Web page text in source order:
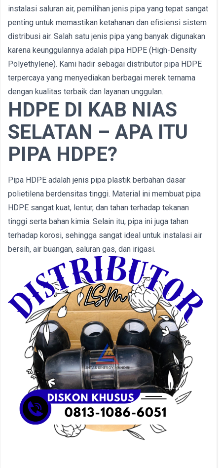
instalasi saluran air, pemilihan jenis pipa yang tepat sangat
penting untuk memastikan ketahanan dan efisiensi sistem
distribusi air. Salah satu jenis pipa yang banyak digunakan
karena keunggulannya adalah pipa HDPE (High-Density
Polyethylene). Kami hadir sebagai distributor pipa HDPE
terpercaya yang menyediakan berbagai merek ternama
dengan kualitas terbaik dan layanan unggulan.
HDPE DI KAB NIAS
SELATAN – APA ITU
PIPA HDPE?
Pipa HDPE adalah jenis pipa plastik berbahan dasar
polietilena berdensitas tinggi. Material ini membuat pipa
HDPE sangat kuat, lentur, dan tahan terhadap tekanan
tinggi serta bahan kimia. Selain itu, pipa ini juga tahan
terhadap korosi, sehingga sangat ideal untuk instalasi air
bersih, air buangan, saluran gas, dan irigasi.